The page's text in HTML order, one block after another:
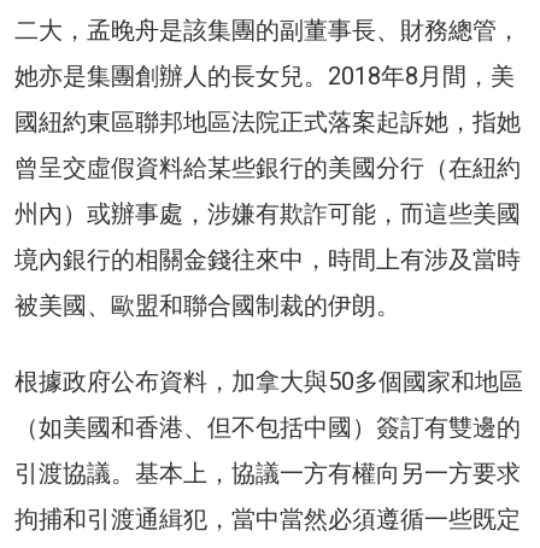
二大，孟晚舟是該集團的副董事長、財務總管，
她亦是集團創辦人的長女兒。2018年8月間，美
國紐約東區聯邦地區法院正式落案起訴她，指她
曾呈交虛假資料給某些銀行的美國分行（在紐約
州內）或辦事處，涉嫌有欺詐可能，而這些美國
境內銀行的相關金錢往來中，時間上有涉及當時
被美國、歐盟和聯合國制裁的伊朗。
根據政府公布資料，加拿大與50多個國家和地區
（如美國和香港、但不包括中國）簽訂有雙邊的
引渡協議。基本上，協議一方有權向另一方要求
拘捕和引渡通緝犯，當中當然必須遵循一些既定